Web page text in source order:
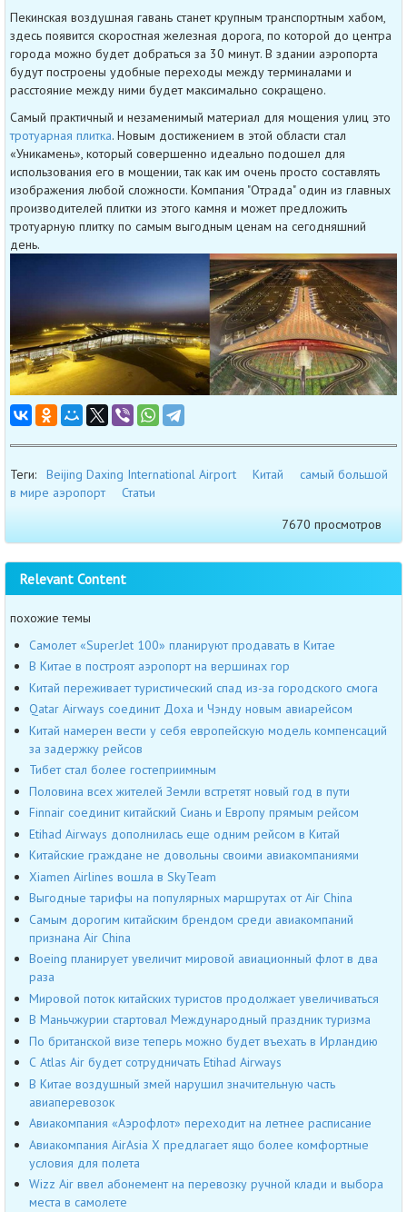
Пекинская воздушная гавань станет крупным транспортным хабом,
здесь появится скоростная железная дорога, по которой до центра
города можно будет добраться за 30 минут. В здании аэропорта
будут построены удобные переходы между терминалами и
расстояние между ними будет максимально сокращено.
Самый практичный и незаменимый материал для мощения улиц это
тротуарная плитка. Новым достижением в этой области стал
«Уникамень», который совершенно идеально подошел для
использования его в мощении, так как им очень просто составлять
изображения любой сложности. Компания "Отрада" один из главных
производителей плитки из этого камня и может предложить
тротуарную плитку по самым выгодным ценам на сегодняшний
день.
Теги: Beijing Daxing International Airport Китай
самый большой
в мире аэропорт
Статьи
7670 просмотров
Relevant Content
похожие темы
Самолет «SuperJet 100» планируют продавать в Китае
В Китае в построят аэропорт на вершинах гор
Китай переживает туристический спад из-за городского смога
Qatar Airways соединит Доха и Чэнду новым авиарейсом
Китай намерен вести у себя европейскую модель компенсаций
за задержку рейсов
Тибет стал более гостеприимным
Половина всех жителей Земли встретят новый год в пути
Finnair соединит китайский Сиань и Европу прямым рейсом
Etihad Airways дополнилась еще одним рейсом в Китай
Китайские граждане не довольны своими авиакомпаниями
Xiamen Airlines вошла в SkyTeam
Выгодные тарифы на популярных маршрутах от Air China
Самым дорогим китайским брендом среди авиакомпаний
признана Air China
Boeing планирует увеличит мировой авиационный флот в два
раза
Мировой поток китайских туристов продолжает увеличиваться
В Маньчжурии стартовал Международный праздник туризма
По британской визе теперь можно будет въехать в Ирландию
С Atlas Air будет сотрудничать Etihad Airways
В Китае воздушный змей нарушил значительную часть
авиаперевозок
Авиакомпания «Аэрофлот» переходит на летнее расписание
Авиакомпания AirAsia X предлагает ящо более комфортные
условия для полета
Wizz Air ввел абонемент на перевозку ручной клади и выбора
места в самолете